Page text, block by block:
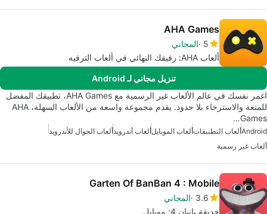
AHA Games
5 المجاني
ألعاب AHA: رفيقك النهائي في ألعاب الترفيه
تنزيل مجاني لـ Android
اغمر نفسك في عالم الألعاب غير الرسمية مع AHA Games، تطبيقك المفضل
للمتعة والاسترخاء بلا حدود. يقدم مجموعة واسعة من الألعاب السهلة، AHA
Games…
Androidألعاب التطبيقاتألعاب الموبايلألعاب أندرويدألعاب الجوال للأندرويد
ألعاب غير رسمية
Garten Of BanBan 4 : Mobile
3.6 المجاني
حديقة بانبان 4: موبايل